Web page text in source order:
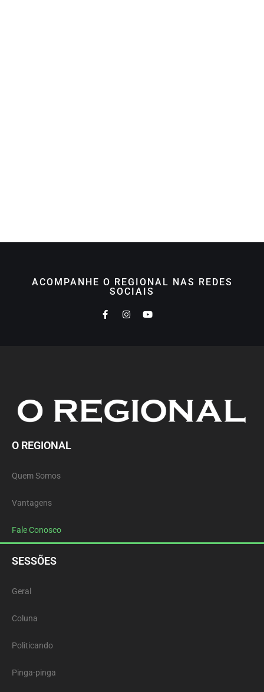
ACOMPANHE O REGIONAL NAS REDES
SOCIAIS
O REGIONAL
Quem Somos
Vantagens
Fale Conosco
SESSÕES
Geral
Coluna
Politicando
Pinga-pinga